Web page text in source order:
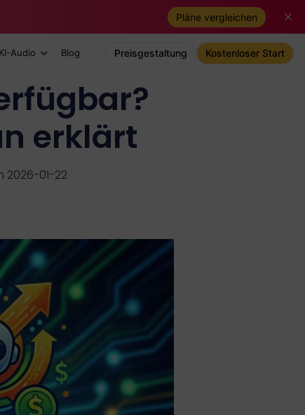
Pläne vergleichen
KI-Audio Blog Preisgestaltung Kostenloser Start
erklärt
2026-01-22